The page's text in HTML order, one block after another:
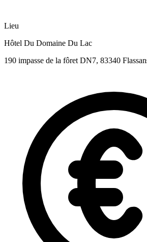
Lieu
Hôtel Du Domaine Du Lac
190 impasse de la fôret DN7, 83340